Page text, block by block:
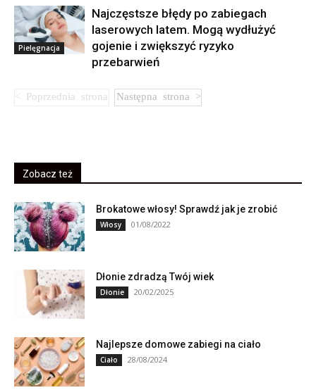
Pielęgnacja
Najczęstsze błędy po zabiegach
laserowych latem. Mogą wydłużyć
gojenie i zwiększyć ryzyko
przebarwień
Zobacz też
Brokatowe włosy! Sprawdź jak je zrobić
Włosy 01/08/2022
Dłonie zdradzą Twój wiek
Dłonie 20/02/2025
Najlepsze domowe zabiegi na ciało
Ciało 28/08/2024